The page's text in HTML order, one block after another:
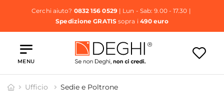
Cerchi aiuto? 0832 156 0529| Lun - Sab: 9.00 - 17.30 |
Spedizione GRATISsopra i 490 euro
MENU
Ufficio Sedie e Poltrone